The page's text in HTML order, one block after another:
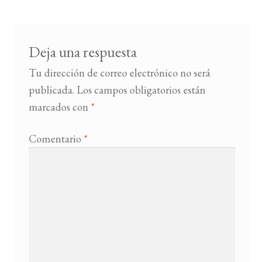
LISTA DE LIBROS
Deja una respuesta
Tu dirección de correo electrónico no será
publicada. Los campos obligatorios están
marcados con *
Comentario *